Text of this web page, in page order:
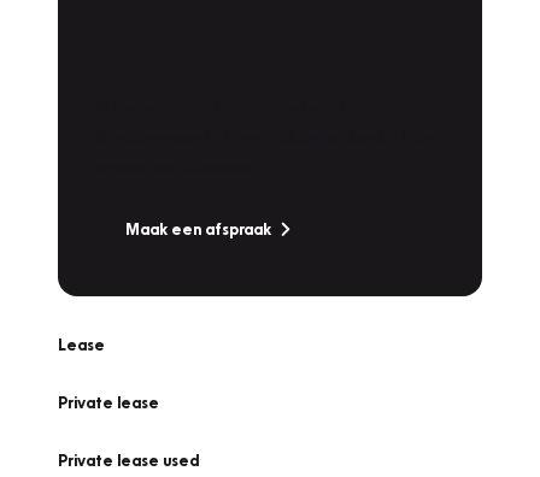
Maak een afspraak
Lease
Private lease
Private lease used